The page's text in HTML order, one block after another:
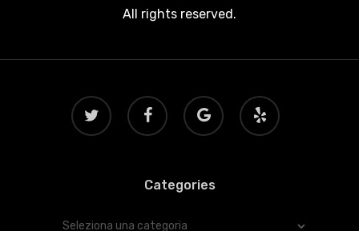
All rights reserved.
twitter facebook
google-
plus
yelp
Categories
Categories